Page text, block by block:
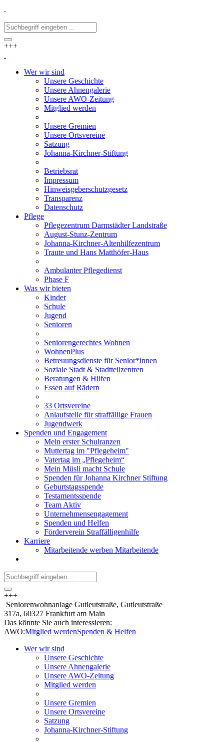
+++
Wer wir sind
Unsere Geschichte
Unsere Ahnengalerie
Unsere AWO-Zeitung
Mitglied werden
Unsere Gremien
Unsere Ortsvereine
Satzung
Johanna-Kirchner-Stiftung
Betriebsrat
Impressum
Hinweisgeberschutzgesetz
Transparenz
Datenschutz
Pflege
Pflegezentrum Darmstädter Landstraße
August-Stunz-Zentrum
Johanna-Kirchner-Altenhilfezentrum
Traute und Hans Matthöfer-Haus
Ambulanter Pflegedienst
Phase F
Was wir bieten
Kinder
Schule
Jugend
Senioren
Seniorengerechtes Wohnen
WohnenPlus
Betreuungsdienste für Senior*innen
Soziale Stadt & Stadtteilzentren
Beratungen & Hilfen
Essen auf Rädern
33 Ortsvereine
Anlaufstelle für straffällige Frauen
Jugendwerk
Spenden und Engagement
Mein erster Schulranzen
Muttertag im "Pflegeheim"
Vatertag im „Pflegeheim“
Mein Müsli macht Schule
Spenden für Johanna Kirchner Stiftung
Geburtstagsspende
Testamentsspende
Team Aktiv
Unternehmensengagement
Spenden und Helfen
Förderverein Straffälligenhilfe
Karriere
Mitarbeitende werben Mitarbeitende
+++
Seniorenwohnanlage Gutleutstraße, Gutleutstraße
317a, 60327 Frankfurt am Main
Das könnte Sie auch interessieren:
AWO:Mitglied werdenSpenden & Helfen
Wer wir sind
Unsere Geschichte
Unsere Ahnengalerie
Unsere AWO-Zeitung
Mitglied werden
Unsere Gremien
Unsere Ortsvereine
Satzung
Johanna-Kirchner-Stiftung